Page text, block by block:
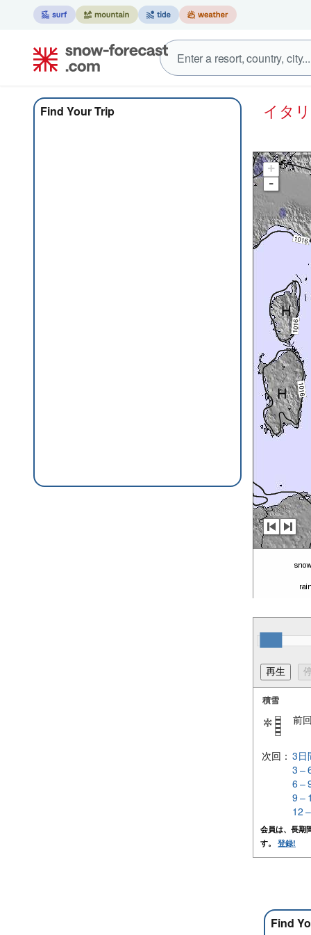
Find Your Trip イ
+
-
積雪
前
次回： 3日
3 –
6 –
9 –
12
会員は、長期
す。 登録!
Find